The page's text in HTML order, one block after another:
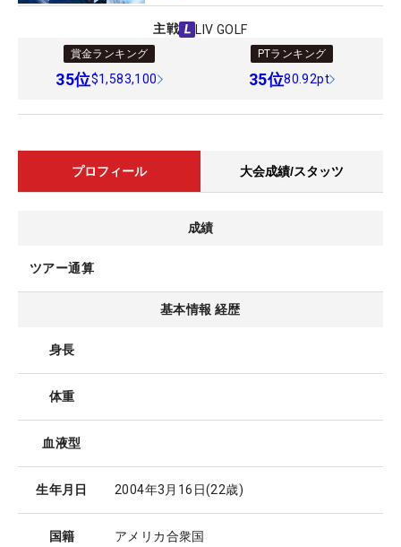
主戦 LIV GOLF
賞金ランキング
35位$1,583,100
PTランキング
35位80.92pt
プロフィール 大会成績/スタッツ
成績
ツアー通算
基本情報 経歴
身長
体重
血液型
生年月日 2004年3月16日(22歳)
国籍 アメリカ合衆国